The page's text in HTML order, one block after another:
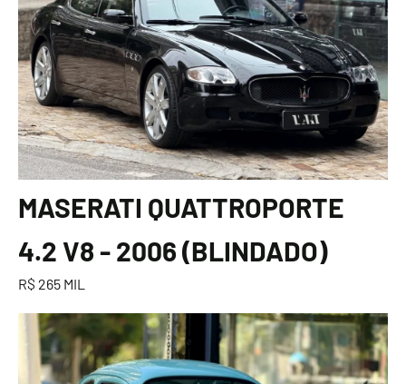
MASERATI QUATTROPORTE
4.2 V8 - 2006 (BLINDADO)
R$ 265 MIL